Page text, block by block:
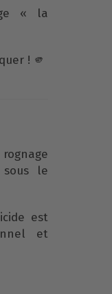
« la
! 🫵
sous le
est
et